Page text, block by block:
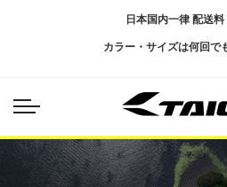
日本国内一律 配送
カラー・サイズは何回で